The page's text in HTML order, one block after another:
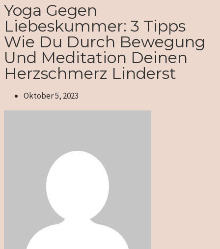
Yoga Gegen
Liebeskummer: 3 Tipps
Wie Du Durch Bewegung
Und Meditation Deinen
Herzschmerz Linderst
Oktober 5, 2023